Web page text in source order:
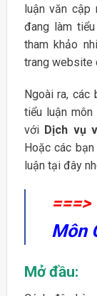
luận văn cập
đang làm
tham khảo
trang website
Ngoài ra,
tiểu luận
vớiDịch vụ
Hoặc các
luận tại đây
===>
Môn
Mở đầu: